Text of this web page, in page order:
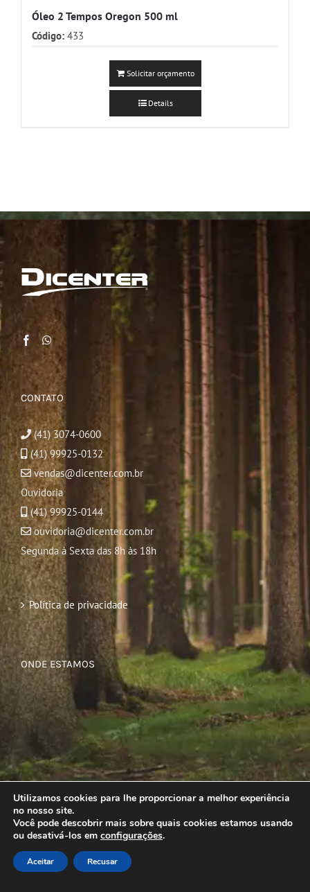
Óleo 2 Tempos Oregon 500 ml
Código: 433
Solicitar orçamento
Details
CONTATO
(41) 3074-0600
(41) 99925-0132
vendas@dicenter.com.br
Ouvidoria
(41) 99925-0144
ouvidoria@dicenter.com.br
Segunda à Sexta das 8h às 18h
Política de privacidade
ONDE ESTAMOS
Utilizamos cookies para lhe proporcionar a melhor experiência
no nosso site.
Você pode descobrir mais sobre quais cookies estamos usando
ou desativá-los em configurações.
Aceitar Recusar